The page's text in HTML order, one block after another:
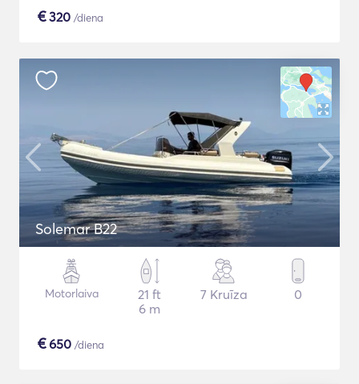
€320 /diena
Solemar B22
Motorlaiva
21 ft
6 m
7 Kruīza 0
€650 /diena